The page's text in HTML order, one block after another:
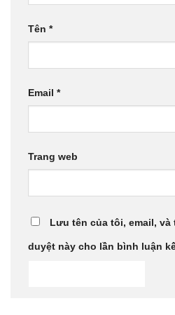
Tên *
Email *
Trang web
Lưu tên của tôi, email,
duyệt này cho lần bình luận